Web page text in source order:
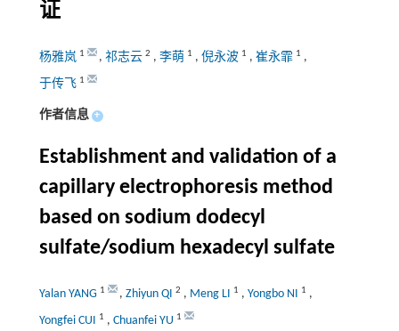
证
杨雅岚 1 , 祁志云 2 , 李萌 1 , 倪永波 1 , 崔永霏 1 ,
于传飞 1
作者信息 +
Establishment and validation of a
capillary electrophoresis method
based on sodium dodecyl
sulfate/sodium hexadecyl sulfate
Yalan YANG 1 , Zhiyun QI 2 , Meng LI 1 , Yongbo NI 1 ,
Yongfei CUI 1 , Chuanfei YU 1